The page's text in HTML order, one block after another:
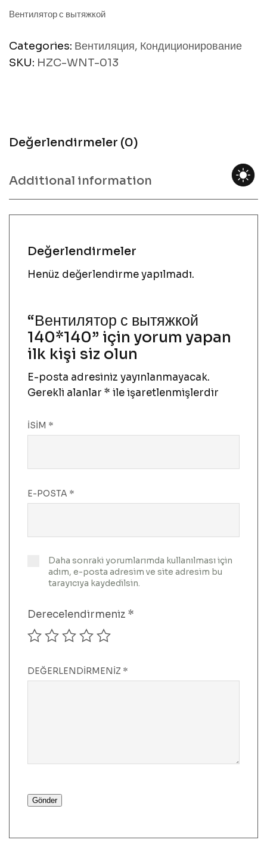
Вентилятор с вытяжкой
Categories: Вентиляция, Кондиционирование
SKU: HZC-WNT-013
Değerlendirmeler (0)
Additional information
Değerlendirmeler
Henüz değerlendirme yapılmadı.
“Вентилятор с вытяжкой
140*140” için yorum yapan
ilk kişi siz olun
E-posta adresiniz yayınlanmayacak.
Gerekli alanlar * ile işaretlenmişlerdir
İSIM *
E-POSTA *
Daha sonraki yorumlarımda kullanılması için
adım, e-posta adresim ve site adresim bu
tarayıcıya kaydedilsin.
Derecelendirmeniz *
DEĞERLENDIRMENIZ *
Gönder